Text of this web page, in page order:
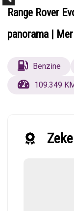
Range Rover
panorama |
Benzine
109.349